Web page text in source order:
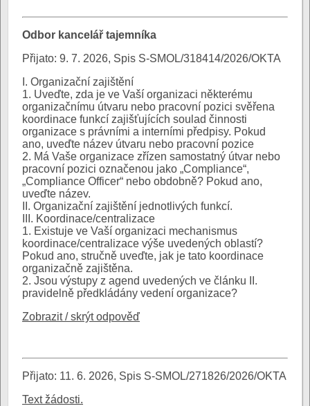
Odbor kancelář tajemníka
Přijato: 9. 7. 2026, Spis S-SMOL/318414/2026/OKTA
I. Organizační zajištění
1. Uveďte, zda je ve Vaší organizaci některému
organizačnímu útvaru nebo pracovní pozici svěřena
koordinace funkcí zajišťujících soulad činnosti
organizace s právními a interními předpisy. Pokud
ano, uveďte název útvaru nebo pracovní pozice
2. Má Vaše organizace zřízen samostatný útvar nebo
pracovní pozici označenou jako „Compliance“,
„Compliance Officer“ nebo obdobně? Pokud ano,
uveďte název.
II. Organizační zajištění jednotlivých funkcí.
III. Koordinace/centralizace
1. Existuje ve Vaší organizaci mechanismus
koordinace/centralizace výše uvedených oblastí?
Pokud ano, stručně uveďte, jak je tato koordinace
organizačně zajištěna.
2. Jsou výstupy z agend uvedených ve článku II.
pravidelně předkládány vedení organizace?
Zobrazit / skrýt odpověď
Přijato: 11. 6. 2026, Spis S-SMOL/271826/2026/OKTA
Text žádosti.